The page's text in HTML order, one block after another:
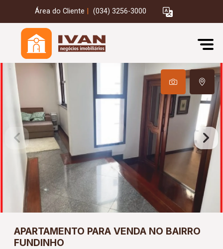
Área do Cliente (034) 3256-3000
APARTAMENTO PARA VENDA NO BAIRRO
FUNDINHO